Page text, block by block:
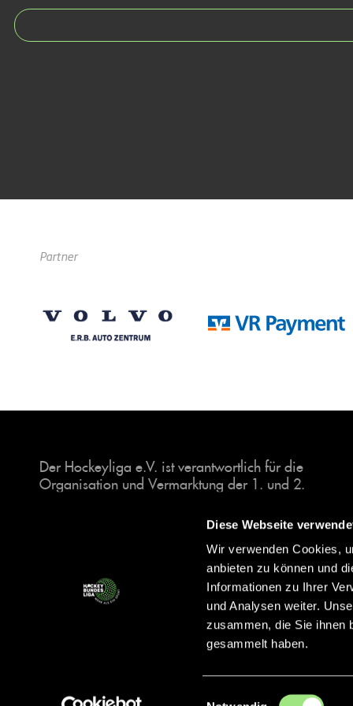
Diese Webseite
Wir verwenden Cookies,
anbieten zu können und
Informationen zu Ihrer
und Analysen weiter.
zusammen, die Sie ihnen
gesammelt haben.
Einwilligungsauswahl
Partner
Der Hockeyliga e.V. ist verantwortlich für die
Organisation und Vermarktung der 1. und 2.
Halle. Insgesamt sind über 60 Vereine unter dem
Dach der Hockeyliga organisiert, sowohl im
Herren als auch im Damen Bereich.